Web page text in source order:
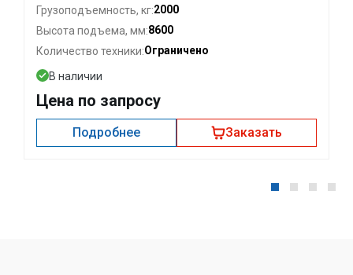
Грузоподъемность, кг:2000
Высота подъема, мм:8600
Количество техники:Ограничено
В наличии
Цена по запросу
Подробнее Заказать